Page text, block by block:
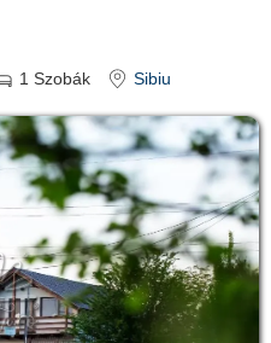
1 Szobák Sibiu